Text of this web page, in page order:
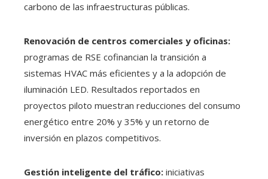
carbono de las infraestructuras públicas.
Renovación de centros comerciales y oficinas:
programas de RSE cofinancian la transición a
sistemas HVAC más eficientes y a la adopción de
iluminación LED. Resultados reportados en
proyectos piloto muestran reducciones del consumo
energético entre 20% y 35% y un retorno de
inversión en plazos competitivos.
Gestión inteligente del tráfico: iniciativas